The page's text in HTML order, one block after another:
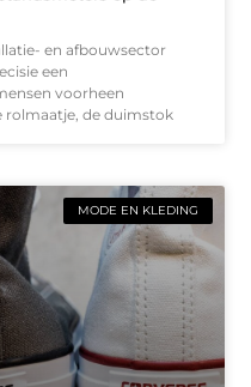
en afbouwsector
een
voorheen
de duimstok
MODE EN KLEDING